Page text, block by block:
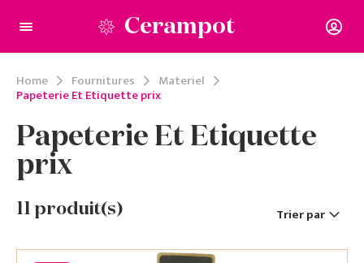
Cerampot
Home Fournitures Materiel
Papeterie Et Etiquette prix
Papeterie Et Etiquette
prix
11 produit(s) Trier par